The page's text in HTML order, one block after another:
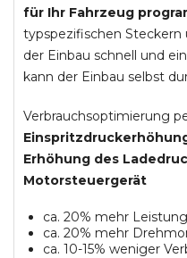
für Ihr Fahrzeug
typspezifischen
der Einbau schnell und
kann der Einbau selbst
Verbrauchsoptimierung
Erhöhung des
Motorsteuergerät
ca. 20% mehr Leistung
ca. 20% mehr
ca. 10-15% weniger